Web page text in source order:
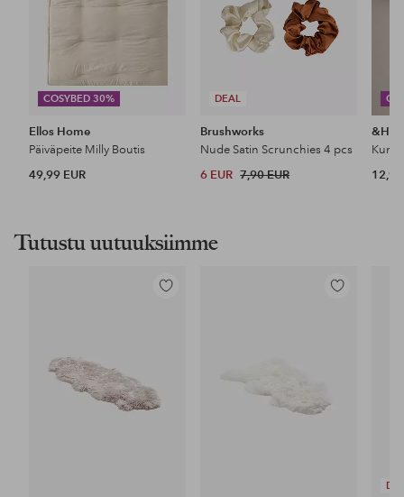
COSYBED 30%
Ellos Home
Päiväpeite Milly Boutis
49,99 EUR
DEAL
Brushworks
Nude Satin Scrunchies 4 pcs
6 EUR 7,90 EUR 12,99
Tutustu uutuuksiimme
Lisää
Lisää